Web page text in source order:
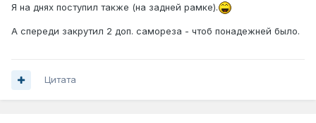
Я на днях поступил также (на задней рамке).
А спереди закрутил 2 доп. самореза - чтоб понадежней было.
Цитата